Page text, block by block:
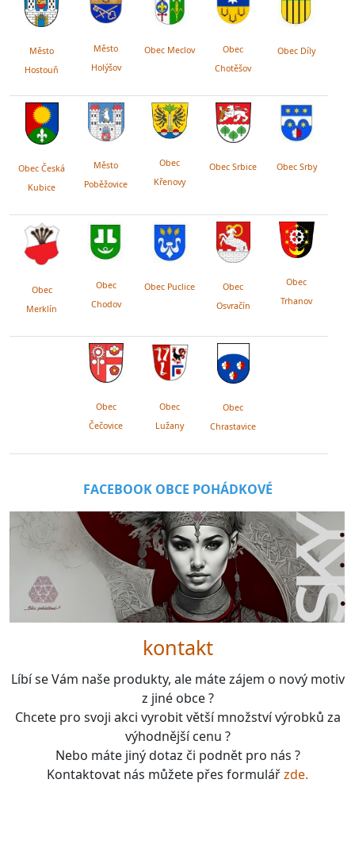
Město
Hostouň
Město
Holýšov
Obec Meclov
Obec
Chotěšov
Obec Díly
Obec Česká
Kubice
Město
Poběžovice
Obec
Křenovy
Obec Srbice Obec Srby
Obec
Merklín
Obec
Chodov
Obec Puclice
Obec
Osvračín
Obec
Trhanov
Obec
Čečovice
Obec
Lužany
Obec
Chrastavice
FACEBOOK OBCE POHÁDKOVÉ
kontakt
Líbí se Vám naše produkty, ale máte zájem o nový motiv
z jiné obce ?
Chcete pro svoji akci vyrobit větší množství výrobků za
výhodnější cenu ?
Nebo máte jiný dotaz či podnět pro nás ?
Kontaktovat nás můžete přes formulářzde.